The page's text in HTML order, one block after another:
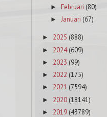
► Februari (80)
► Januari (67)
► 2025 (888)
► 2024 (609)
► 2023 (99)
► 2022 (175)
► 2021 (7594)
► 2020 (18141)
► 2019 (43789)